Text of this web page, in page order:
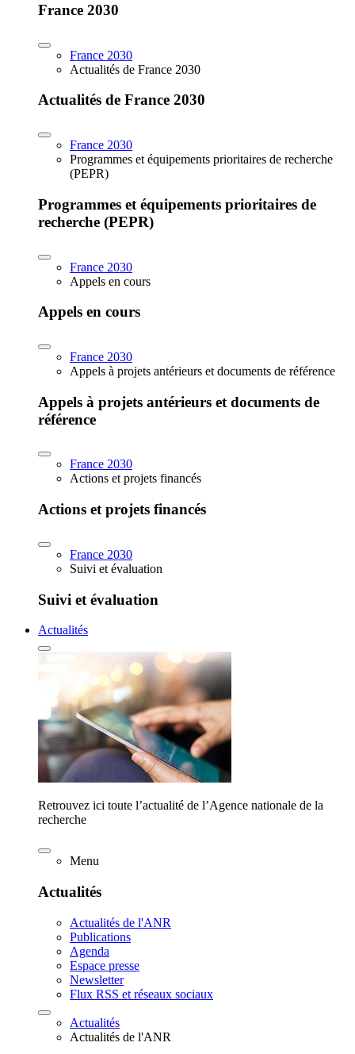
France 2030
France 2030
Actualités de France 2030
Actualités de France 2030
France 2030
Programmes et équipements prioritaires de recherche
(PEPR)
Programmes et équipements prioritaires de
recherche (PEPR)
France 2030
Appels en cours
Appels en cours
France 2030
Appels à projets antérieurs et documents de référence
Appels à projets antérieurs et documents de
référence
France 2030
Actions et projets financés
Actions et projets financés
France 2030
Suivi et évaluation
Suivi et évaluation
Actualités
Retrouvez ici toute l’actualité de l’Agence nationale de la
recherche
Menu
Actualités
Actualités de l'ANR
Publications
Agenda
Espace presse
Newsletter
Flux RSS et réseaux sociaux
Actualités
Actualités de l'ANR